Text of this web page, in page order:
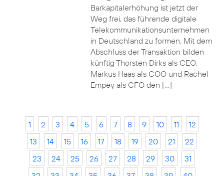
Barkapitalerhöhung ist jetzt der
Weg frei, das führende digitale
Telekommunikationsunternehmen
in Deutschland zu formen. Mit dem
Abschluss der Transaktion bilden
künftig Thorsten Dirks als CEO,
Markus Haas als COO und Rachel
Empey als CFO den […]
1 2 3 4 5 6 7 8 9 10 11
12
13
14 15 16 17 18 19 20 21
22
23
24 25 26 27 28 29 30
31